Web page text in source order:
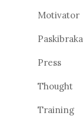
Motivator
Paskibraka
Press
Thought
Training